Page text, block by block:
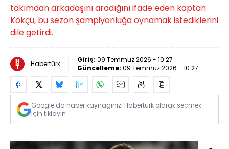
takımdan arkadaşını aradığını ifade eden kaptan
Kökçü, bu sezon şampiyonluğa oynamak istediklerini
dile getirdi.
Habertürk Giriş: 09 Temmuz 2026 - 10:27
Güncelleme: 09 Temmuz 2026 - 10:27
Google’da haber kaynağınızı Habertürk olarak seçmek
için tıklayın